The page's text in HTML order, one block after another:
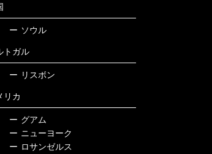
ー ソウル
トガル
ー リスボン
リカ
ー グアム
ー ニューヨーク
ー ロサンゼルス